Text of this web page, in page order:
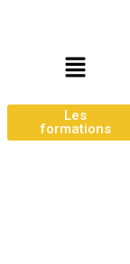
Les
formations